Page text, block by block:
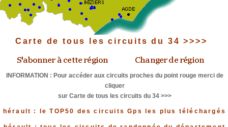
Carte de tous les circuits du 34 >>>>
INFORMATION : Pour accéder aux circuits proches du point rouge merci de
cliquer
sur Carte de tous les circuits du 34 >>>
hérault : le TOP50 des circuits Gps les plus téléchargés